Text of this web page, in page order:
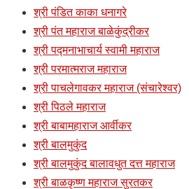
श्री पंडित काका धनागरे
श्री पंत महाराज बाळेकुंद्रीकर
श्री पद्मनाभाचार्य स्वामी महाराज
श्री परमात्मराज महाराज
श्री पाचलेगावकर महाराज (संचारेश्वर)
श्री पिठले महाराज
श्री बाबामहाराज आर्वीकर
श्री बालमुकुंद
श्री बालमुकुंद बालावधुत दत्त महाराज
श्री बाळकृष्ण महाराज सुरतकर